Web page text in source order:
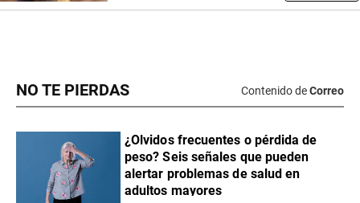
NO TE PIERDAS Contenido deCorreo
¿Olvidos frecuentes o pérdida de
peso? Seis señales que pueden
alertar problemas de salud en
adultos mayores